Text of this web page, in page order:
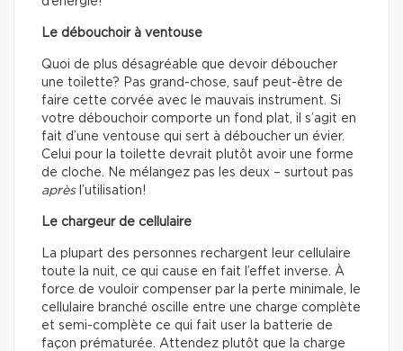
Le débouchoir à ventouse
Quoi de plus désagréable que devoir déboucher
une toilette? Pas grand-chose, sauf peut-être de
faire cette corvée avec le mauvais instrument. Si
votre débouchoir comporte un fond plat, il s’agit en
fait d’une ventouse qui sert à déboucher un évier.
Celui pour la toilette devrait plutôt avoir une forme
de cloche. Ne mélangez pas les deux – surtout pas
aprèsl’utilisation!
Le chargeur de cellulaire
La plupart des personnes rechargent leur cellulaire
toute la nuit, ce qui cause en fait l’effet inverse. À
force de vouloir compenser par la perte minimale, le
cellulaire branché oscille entre une charge complète
et semi-complète ce qui fait user la batterie de
façon prématurée. Attendez plutôt que la charge